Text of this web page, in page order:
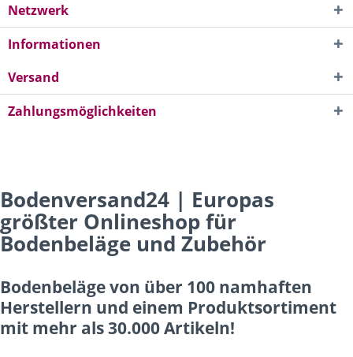
Netzwerk
Informationen
Versand
Zahlungsmöglichkeiten
Bodenversand24 | Europas
größter Onlineshop für
Bodenbeläge und Zubehör
Bodenbeläge von über 100 namhaften
Herstellern und einem Produktsortiment
mit mehr als 30.000 Artikeln!